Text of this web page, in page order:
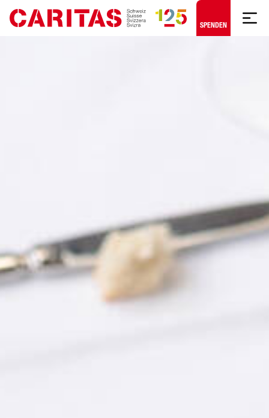
Zum Hauptinhalt springen
SPENDEN